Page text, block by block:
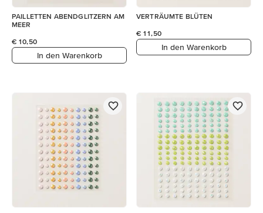
PAILLETTEN ABENDGLITZERN AM
MEER
€ 10,50
In den Warenkorb
VERTRÄUMTE BLÜTEN
€ 11,50
In den Warenkorb